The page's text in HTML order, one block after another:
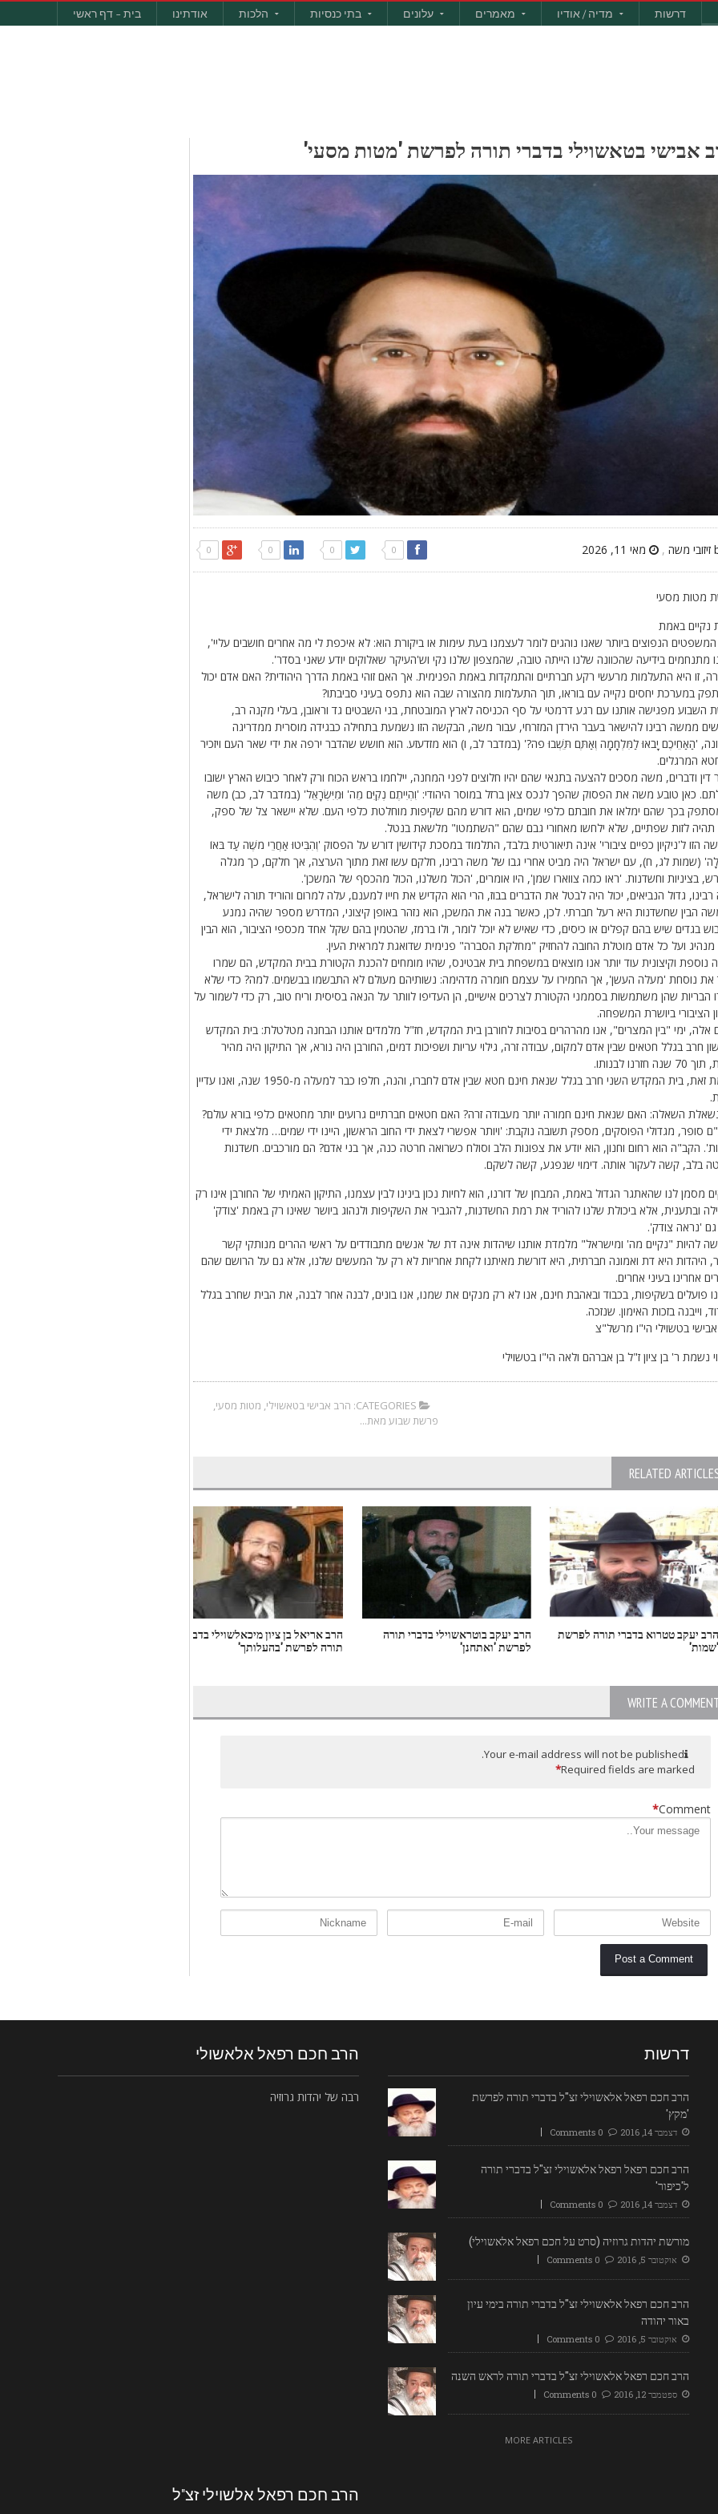
בית – דף ראשי אודתינו הלכות בתי כנסיות עלונים מאמרים מדיה / אודיו דרשות
אבישי בטאשוילי בדברי תורה לפרשת 'מטות מסעי'
0
0
0
0 , מאי 11, 2026
מטות מסעי
נקיים באמת
הנפוצים ביותר שאנו נוהגים לומר לעצמנו בעת עימות או ביקורת הוא: לא איכפת לי מה אחרים חושבים עליי',
מתנחמים בידיעה שהכוונה שלנו הייתה טובה, שהמצפון שלנו נקי וש'העיקר שאלוקים יודע שאני בסדר'.
זו היא התעלמות מרעשי רקע חברתיים והתמקדות באמת הפנימית. אך האם זוהי באמת הדרך היהודית? האם אדם יכול
במערכת יחסים נקייה עם בוראו, תוך התעלמות מהצורה שבה הוא נתפס בעיני סביבתו?
השבוע מפגישה אותנו עם רגע דרמטי על סף הכניסה לארץ המובטחת, בני השבטים גד וראובן, בעלי מקנה רב,
ממשה רבינו להישאר בעבר הירדן המזרחי, עבור משה, הבקשה הזו נשמעת בתחילה כבגידה מוסרית ממדריגה
'הַאַחֵיכֶם יָבֹאוּ לַמִּלְחָמָה וְאַתֶּם תֵּשְׁבוּ פֹה?' (במדבר לב, ו) הוא מזדעזע. הוא חושש שהדבר ירפה את ידי שאר העם ויזכיר
המרגלים.
דין ודברים, משה מסכים להצעה בתנאי שהם יהיו חלוצים לפני המחנה, יילחמו בראש הכוח ורק לאחר כיבוש הארץ ישובו
כאן טובע משה את הפסוק שהפך לנכס צאן ברזל במוסר היהודי: 'וִהְיִיתֶם נְקִיִּם מֵה' וּמִיִּשְׂרָאֵל' (במדבר לב, כב) משה
בכך שהם ימלאו את חובתם כלפי שמים, הוא דורש מהם שקיפות מוחלטת כלפי העם. שלא יישאר צל של ספק,
לזות שפתיים, שלא ילחשו מאחורי גבם שהם "השתמטו" מלשאת בנטל.
הזו ל'ניקיון כפיים ציבורי' אינה תיאורטית בלבד, התלמוד במסכת קידושין דורש על הפסוק 'וְהִבִּיטוּ אַחֲרֵי מֹשֶׁה עַד בֹּאוֹ
(שמות לג, ח), עם ישראל היה מביט אחרי גבו של משה רבינו, חלקם עשו זאת מתוך הערצה, אך חלקם, כך מגלה
בציניות וחשדנות. 'ראו כמה צווארו שמן', היו אומרים, 'הכול משלנו, הכול מהכסף של המשכן'.
גדול הנביאים, יכול היה לבטל את הדברים בבוז, הרי הוא הקדיש את חייו למענם, עלה למרום והוריד תורה לישראל,
הבין שחשדנות היא רעל חברתי. לכן, כאשר בנה את המשכן, הוא נזהר באופן קיצוני, המדרש מספר שהיה נמנע
בגדים שיש בהם קפלים או כיסים, כדי שאיש לא יוכל לומר, ולו ברמז, שהטמין בהם שקל אחד מכספי הציבור, הוא הבין
ועל כל אדם מוטלת החובה להחזיק "מחלקת הסברה" פנימית שדואגת למראית העין.
נוספת וקיצונית עוד יותר אנו מוצאים במשפחת בית אבטינס, שהיו מומחים להכנת הקטורת בבית המקדש, הם שמרו
את נוסחת 'מעלה העשן', אך החמירו על עצמם חומרה מדהימה: נשותיהם מעולם לא התבשמו בבשמים. למה? כדי שלא
הבריות שהן משתמשות בסממני הקטורת לצרכים אישיים, הן העדיפו לוותר על הנאה בסיסית וריח טוב, רק כדי לשמור על
הציבורי ביושרת המשפחה.
אלה, ימי "בין המצרים", אנו מהרהרים בסיבות לחורבן בית המקדש, חז"ל מלמדים אותנו הבחנה מטלטלת: בית המקדש
חרב בגלל חטאים שבין אדם למקום, עבודה זרה, גילוי עריות ושפיכות דמים, החורבן היה נורא, אך התיקון היה מהיר
חזרנו לבנותו.
לעומת זאת, בית המקדש השני חרב בגלל שנאת חינם חטא שבין אדם לחברו, והנה, חלפו כבר למעלה מ-1950 שנה, ואנו עדיין
השאלה: האם שנאת חינם חמורה יותר מעבודה זרה? האם חטאים חברתיים גרועים יותר מחטאים כלפי בורא עולם?
סופר, מגדולי הפוסקים, מספק תשובה נוקבת: 'ויותר אפשרי לצאת ידי החוב הראשון, היינו ידי שמים… מלצאת ידי
הקב"ה הוא רחום וחנון, הוא יודע את צפונות הלב וסולח כשרואה חרטה כנה, אך בני אדם? הם מורכבים. חשדנות
בלב, קשה לעקור אותה. דימוי שנפגע, קשה לשקם.
מסמן לנו שהאתגר הגדול באמת, המבחן של דורנו, הוא לחיות נכון בינינו לבין עצמנו, התיקון האמיתי של החורבן אינו רק
ובתענית, אלא ביכולת שלנו להוריד את רמת החשדנות, להגביר את השקיפות ולנהוג ביושר שאינו רק באמת 'צודק'
'נראה צודק'.
להיות "נקיים מה' ומישראל" מלמדת אותנו שיהדות אינה דת של אנשים מתבודדים על ראשי ההרים מנותקי קשר
היהדות היא דת ואמונה חברתית, היא דורשת מאיתנו לקחת אחריות לא רק על המעשים שלנו, אלא גם על הרושם שהם
אחרינו בעיני אחרים.
פועלים בשקיפות, בכבוד ובאהבת חינם, אנו לא רק מנקים את שמנו, אנו בונים, לבנה אחר לבנה, את הבית שחרב בגלל
וייבנה בזכות האימון. שנזכה.
בטשוילי הי"ו מרשל"צ
נשמת ר' בן ציון ז"ל בן אברהם ולאה הי"ו בטשוילי
הרב אבישי בטאשוילי, מטות מסעי,
פרשת שבוע מאת...
RELATED
הרב יעקב טטרוא בדברי תורה לפרשת
'שמות'
הרב יעקב בוטראשוילי בדברי תורה
לפרשת 'ואתחנן'
הרב אריאל בן ציון מיכאלשוילי בדברי
תורה לפרשת 'בהעלותך'
WRITE A
Your e-mail address will not be published.
Required fields are marked
*
Comment
*
הרב חכם רפאל אלאשולי
רבה של יהדות גרוזיה
דרשות
הרב חכם רפאל אלאשוילי זצ"ל בדברי תורה לפרשת
'מקץ'
דצמבר 14, 2016
הרב חכם רפאל רפאל אלאשוילי זצ"ל בדברי תורה
ל'כיפור'
דצמבר 14, 2016
מורשת יהדות גרוזיה (סרט על חכם רפאל אלאשוילי)
אוקטובר 5, 2016
הרב חכם רפאל אלאשוילי זצ"ל בדברי תורה בימי עיון
באור יהודה
אוקטובר 5, 2016
הרב חכם רפאל אלאשוילי זצ"ל בדברי תורה לראש השנה
ספטמבר 12, 2016
MORE ARTICLES
הרב חכם רפאל אלשוילי זצ"ל